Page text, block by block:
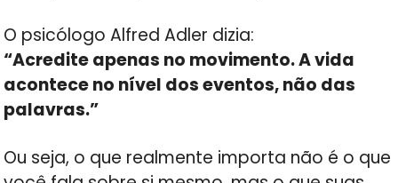
O psicólogo Alfred Adler dizia:
“Acredite apenas no movimento. A vida
acontece no nível dos eventos, não das
palavras.”
Ou seja, o que realmente importa não é o que